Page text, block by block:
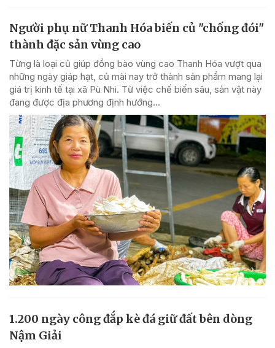
Người phụ nữ Thanh Hóa biến củ "chống đói"
thành đặc sản vùng cao
Từng là loại củ giúp đồng bào vùng cao Thanh Hóa vượt qua
những ngày giáp hạt, củ mài nay trở thành sản phẩm mang lại
giá trị kinh tế tại xã Pù Nhi. Từ việc chế biến sâu, sản vật này
đang được địa phương định hướng...
1.200 ngày công đắp kè đá giữ đất bên dòng
Nậm Giải